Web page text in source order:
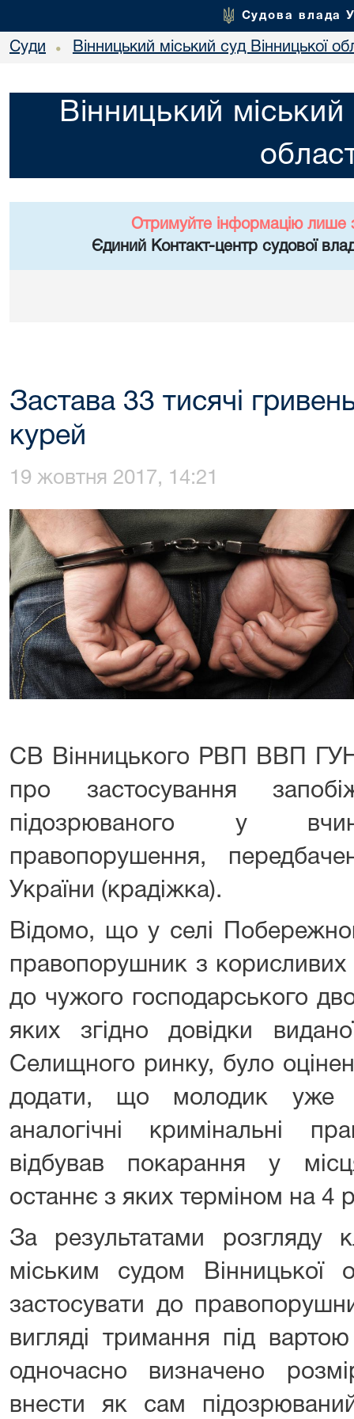
Судова влада
Суди • Вінницький міський суд Вінницької
Вінницький міський
Отримуйте інформацію лише
Єдиний Контакт-центр судової
Застава 33 тисячі
курей
19 жовтня 2017, 14:21
СВ Вінницького РВП ВВП
про застосування
підозрюваного у
правопорушення,
України (крадіжка).
Відомо, що у селі
правопорушник з корисливих
до чужого господарського
яких згідно довідки
Селищного ринку, було
додати, що молодик уже
аналогічні кримінальні
відбував покарання у
останнє з яких терміном на 4
За результатами розгляду
міським судом Вінницької
застосувати до
вигляді тримання під
одночасно визначено
внести як сам